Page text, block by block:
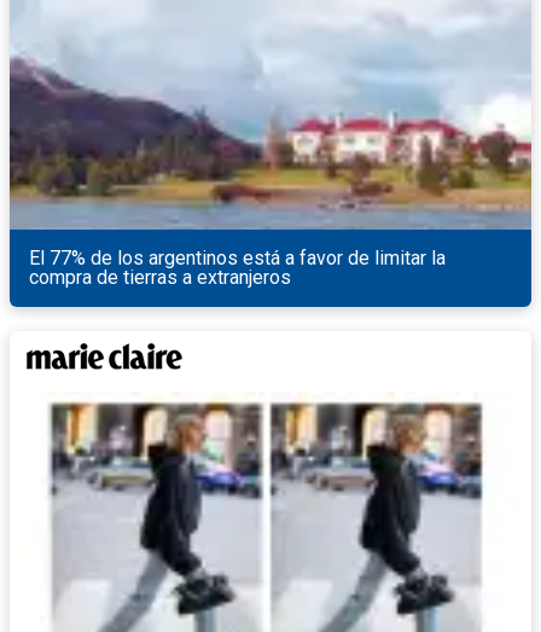
El 77% de los argentinos está a favor de limitar la
compra de tierras a extranjeros